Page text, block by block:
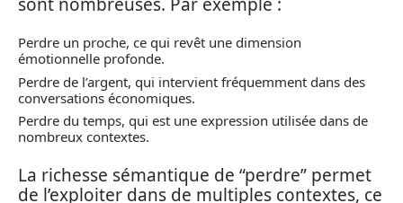
Perdre un proche, ce qui revêt une dimension
émotionnelle profonde.
Perdre de l’argent, qui intervient fréquemment dans des
conversations économiques.
Perdre du temps, qui est une expression utilisée dans de
nombreux contextes.
La richesse sémantique de “perdre” permet
de l’exploiter dans de multiples contextes, ce